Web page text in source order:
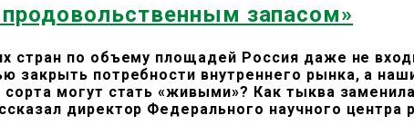
запасом»
стран по объему площадей Россия даже не
закрыть потребности внутреннего рынка, а
могут стать «живыми»? Как тыква
директор Федерального научного центра